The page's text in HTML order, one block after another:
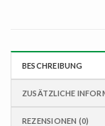
BESCHREIBUNG
ZUSÄTZLICHE
REZENSIONEN (0)